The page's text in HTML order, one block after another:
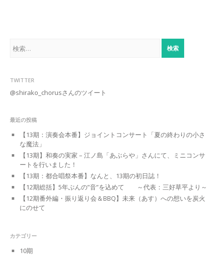
索:
TWITTER
@shirako_chorusさんのツイート
最近の投稿
【13期：演奏会本番】ジョイントコンサート「夏の終わりの小さ
な魔法」
【13期】和奏の実家 – 江ノ島「あぶらや」さんにて、ミニコンサ
ートを行いました！
【13期：都合唱祭本番】なんと、13期の初日誌！
【12期総括】5年ぶんの”音”を込めて ～代表：三好草平より～
【12期番外編・振り返り会＆BBQ】未来（あす）への想いを炭火
にのせて
カテゴリー
10期